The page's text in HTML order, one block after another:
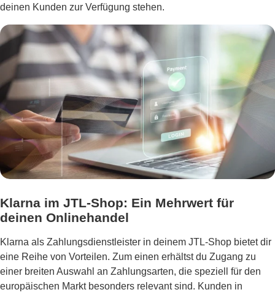
deinen Kunden zur Verfügung stehen.
Klarna im JTL-Shop: Ein Mehrwert für
deinen Onlinehandel
Klarna als Zahlungsdienstleister in deinem JTL-Shop bietet dir
eine Reihe von Vorteilen. Zum einen erhältst du Zugang zu
einer breiten Auswahl an Zahlungsarten, die speziell für den
europäischen Markt besonders relevant sind. Kunden in